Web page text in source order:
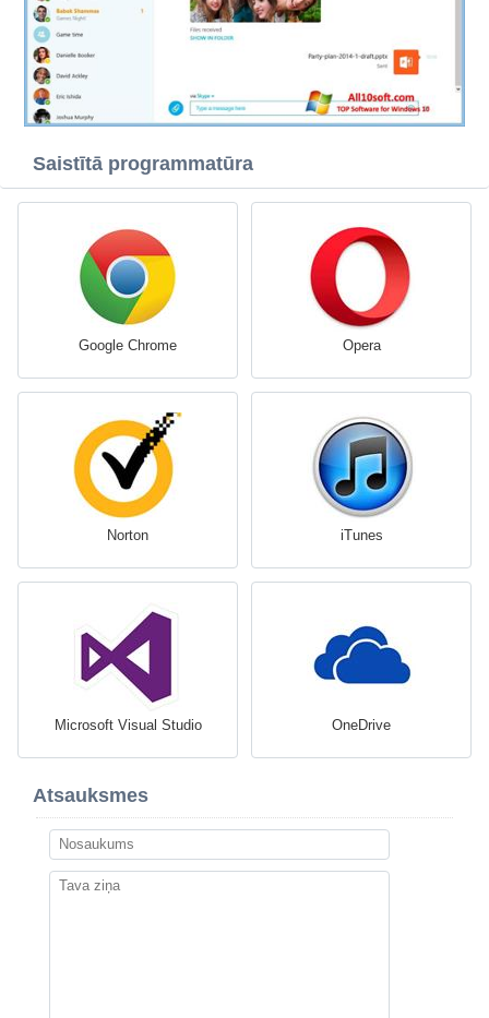
Saistītā programmatūra
Google Chrome Opera
Norton iTunes
Microsoft Visual Studio OneDrive
Atsauksmes